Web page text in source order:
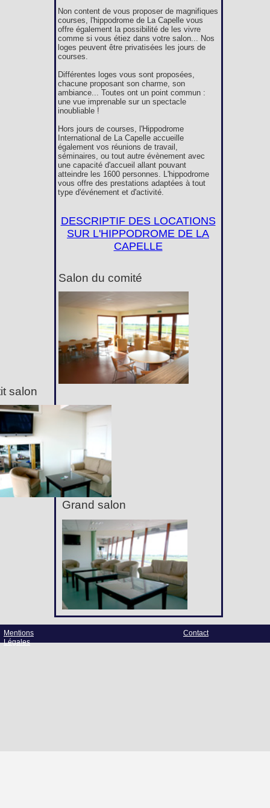
Non content de vous proposer de magnifiques
courses, l'hippodrome de La Capelle vous
offre également la possibilité de les vivre
comme si vous étiez dans votre salon... Nos
loges peuvent être privatisées les jours de
courses.
Différentes loges vous sont proposées,
chacune proposant son charme, son
ambiance... Toutes ont un point commun :
une vue imprenable sur un spectacle
inoubliable !
Hors jours de courses, l'Hippodrome
International de La Capelle accueille
également vos réunions de travail,
séminaires, ou tout autre évènement avec
une capacité d'accueil allant pouvant
atteindre les 1600 personnes. L'hippodrome
vous offre des prestations adaptées à tout
type d'événement et d'activité.
DESCRIPTIF DES LOCATIONS
SUR L'HIPPODROME DE LA
CAPELLE
Salon du comité
salon
Grand salon
Mentions
Légales
Contact